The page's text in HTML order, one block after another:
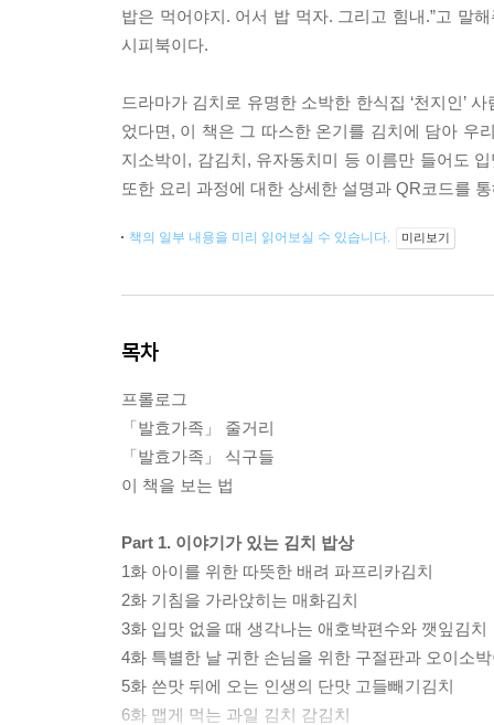
밥은 먹어야지. 어서 밥 먹자. 그리고 힘내.”고 말
시피북이다.
드라마가 김치로 유명한 소박한 한식집 ‘천지인’
었다면, 이 책은 그 따스한 온기를 김치에 담아 우
지소박이, 감김치, 유자동치미 등 이름만 들어도
또한 요리 과정에 대한 상세한 설명과 QR코드를
책의 일부 내용을 미리 읽어보실 수 있습니다. 미리보기
목차
프롤로그
「발효가족」 줄거리
「발효가족」 식구들
이 책을 보는 법
Part 1. 이야기가 있는 김치 밥상
1화 아이를 위한 따뜻한 배려 파프리카김치
2화 기침을 가라앉히는 매화김치
3화 입맛 없을 때 생각나는 애호박편수와 깻잎김치
4화 특별한 날 귀한 손님을 위한 구절판과 오이소
5화 쓴맛 뒤에 오는 인생의 단맛 고들빼기김치
6화 맵게 먹는 과일 김치 감김치